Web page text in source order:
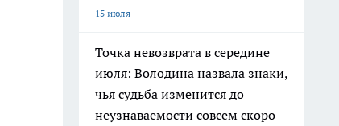
15 июля
Точка невозврата в середине
июля: Володина назвала знаки,
чья судьба изменится до
неузнаваемости совсем скоро